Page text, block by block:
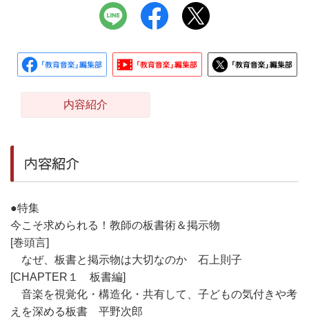
内容紹介
内容紹介
●特集
今こそ求められる！教師の板書術＆掲示物
[巻頭言]
なぜ、板書と掲示物は大切なのか 石上則子
[CHAPTER１ 板書編]
音楽を視覚化・構造化・共有して、子どもの気付きや考
えを深める板書 平野次郎